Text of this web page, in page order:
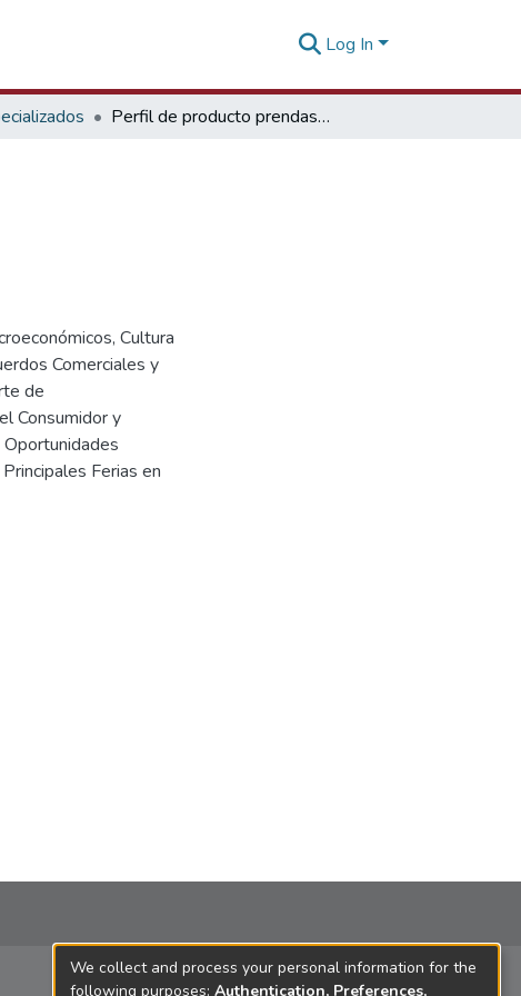
Log In
Perfil de producto prendas de bebé Francia
Cultura
Comerciales y
de
Consumidor y
Ferias en
We collect and process your personal information for the
following purposes: Authentication, Preferences,